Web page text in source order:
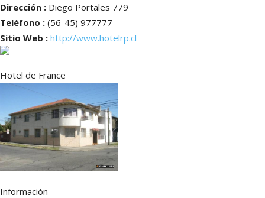
Dirección : Diego Portales 779
Teléfono : (56-45) 977777
Sitio Web : http://www.hotelrp.cl
Hotel de France
Información